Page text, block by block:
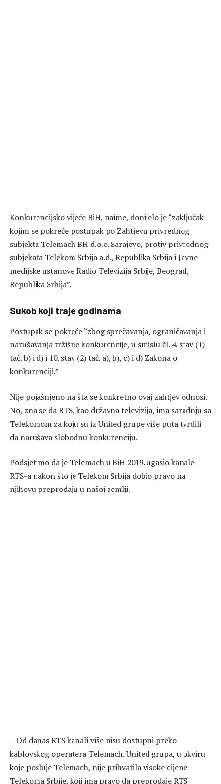
Konkurencijsko vijeće BiH, naime, donijelo je “zaključak
kojim se pоkrеćе postupak pо Zahtjevu privrednog
subjekta Telemach BH d.o.o. Sarajevo, protiv privrednog
subjekata Telekom Srbija a.d., Republika Srbija i Javne
medijske ustanove Radio Televizija Srbije, Beograd,
Republika Srbija”.
Sukob koji traje godinama
Postupak se pokreće “zbog sprečavanja, ograničavanja i
narušavanja tržišne konkurencije, u smislu čl. 4. stav (1)
tač. b) i d) i 10. stav (2) tač. a), b), c) i d) Zakona o
konkurenciji.”
Nije pojašnjeno na šta se konkretno ovaj zahtjev odnosi.
No, zna se da RTS, kao državna televizija, ima saradnju sa
Telekomom za koju su iz United grupe više puta tvrdili
da narušava slobodnu konkurenciju.
Podsjetimo da je Telemach u BiH 2019. ugasio kanale
RTS-a nakon što je Telekom Srbija dobio pravo na
njihovu preprodaju u našoj zemlji.
– Od danas RTS kanali više nisu dostupni preko
kablovskog operatera Telemach. United grupa, u okviru
koje posluje Telemach, nije prihvatila visoke cijene
Telekoma Srbije, koji ima pravo da preprodaje RTS